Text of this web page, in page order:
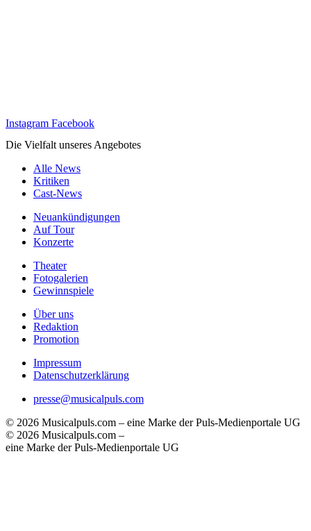
Instagram Facebook
Die Vielfalt unseres Angebotes
Alle News
Kritiken
Cast-News
Neuankündigungen
Auf Tour
Konzerte
Theater
Fotogalerien
Gewinnspiele
Über uns
Redaktion
Promotion
Impressum
Datenschutzerklärung
presse@musicalpuls.com
© 2026 Musicalpuls.com – eine Marke der Puls-Medienportale UG
© 2026 Musicalpuls.com –
eine Marke der Puls-Medienportale UG